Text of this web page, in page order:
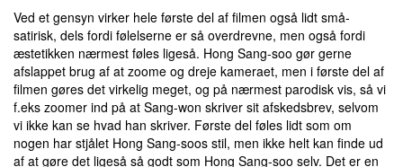
Ved et gensyn virker hele første del af filmen også lidt små-
satirisk, dels fordi følelserne er så overdrevne, men også fordi
æstetikken nærmest føles ligeså. Hong Sang-soo gør gerne
afslappet brug af at zoome og dreje kameraet, men i første del af
filmen gøres det virkelig meget, og på nærmest parodisk vis, så vi
f.eks zoomer ind på at Sang-won skriver sit afskedsbrev, selvom
vi ikke kan se hvad han skriver. Første del føles lidt som om
nogen har stjålet Hong Sang-soos stil, men ikke helt kan finde ud
af at gøre det ligeså så godt som Hong Sang-soo selv. Det er en